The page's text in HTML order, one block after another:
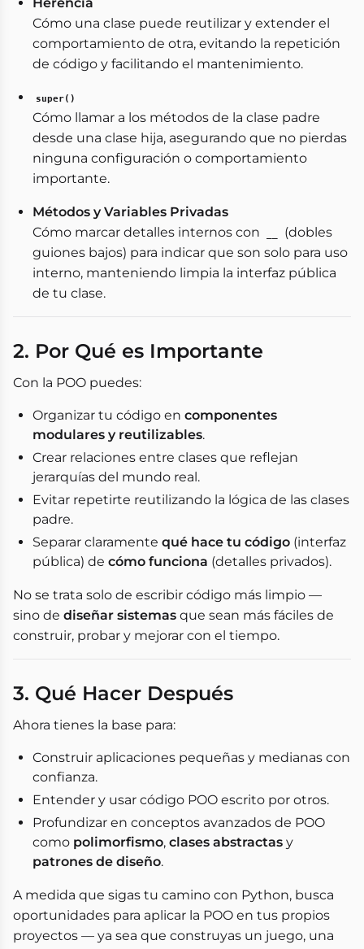
Cómo una clase puede reutilizar y extender el
comportamiento de otra, evitando la repetición
de código y facilitando el mantenimiento.
super()
Cómo llamar a los métodos de la clase padre
desde una clase hija, asegurando que no pierdas
ninguna configuración o comportamiento
importante.
Métodos y Variables Privadas
Cómo marcar detalles internos con
(dobles
guiones bajos) para indicar que son solo para uso
interno, manteniendo limpia la interfaz pública
de tu clase.
2. Por Qué es Importante
Con la POO puedes:
Organizar tu código en componentes
modulares y reutilizables.
Crear relaciones entre clases que reflejan
jerarquías del mundo real.
Evitar repetirte reutilizando la lógica de las clases
padre.
Separar claramente qué hace tu código (interfaz
pública) de cómo funciona (detalles privados).
No se trata solo de escribir código más limpio —
sino de diseñar sistemas que sean más fáciles de
construir, probar y mejorar con el tiempo.
3. Qué Hacer Después
Ahora tienes la base para:
Construir aplicaciones pequeñas y medianas con
confianza.
Entender y usar código POO escrito por otros.
Profundizar en conceptos avanzados de POO
como polimorfismo, clases abstractas y
patrones de diseño.
A medida que sigas tu camino con Python, busca
oportunidades para aplicar la POO en tus propios
proyectos — ya sea que construyas un juego, una